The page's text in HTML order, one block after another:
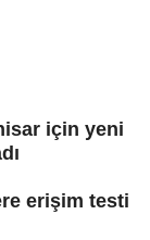
için yeni
erişim testi